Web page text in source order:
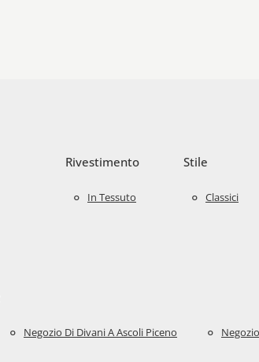
Rivestimento
In Tessuto
Stile
Classici
Negozio Di Divani A Ascoli Piceno